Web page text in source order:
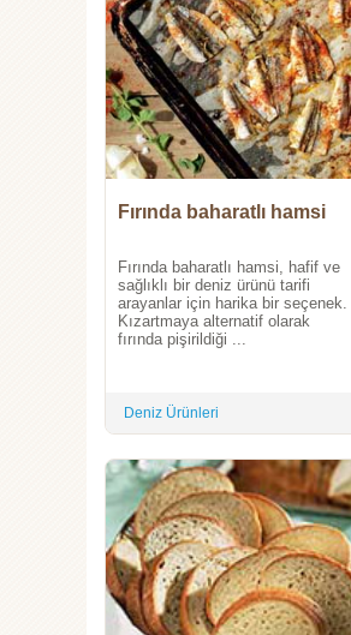
Fırında baharatlı hamsi
Fırında baharatlı hamsi, hafif ve
sağlıklı bir deniz ürünü tarifi
arayanlar için harika bir seçenek.
Kızartmaya alternatif olarak
fırında pişirildiği ...
Deniz Ürünleri